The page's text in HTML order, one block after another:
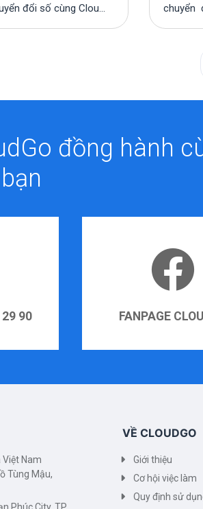
đổi số cùng Clou...
chuyển
đồng hành
29 90 FANPAGE
Việt Nam
Tùng Mậu,
VỀ CLOUDGO
Giới thiệu
Cơ hội việc làm
Quy định sử